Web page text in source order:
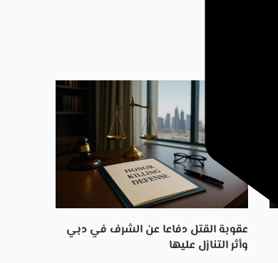
عقوبة القتل دفاعا عن الشرف في دبي
وأثر التنازل عليها